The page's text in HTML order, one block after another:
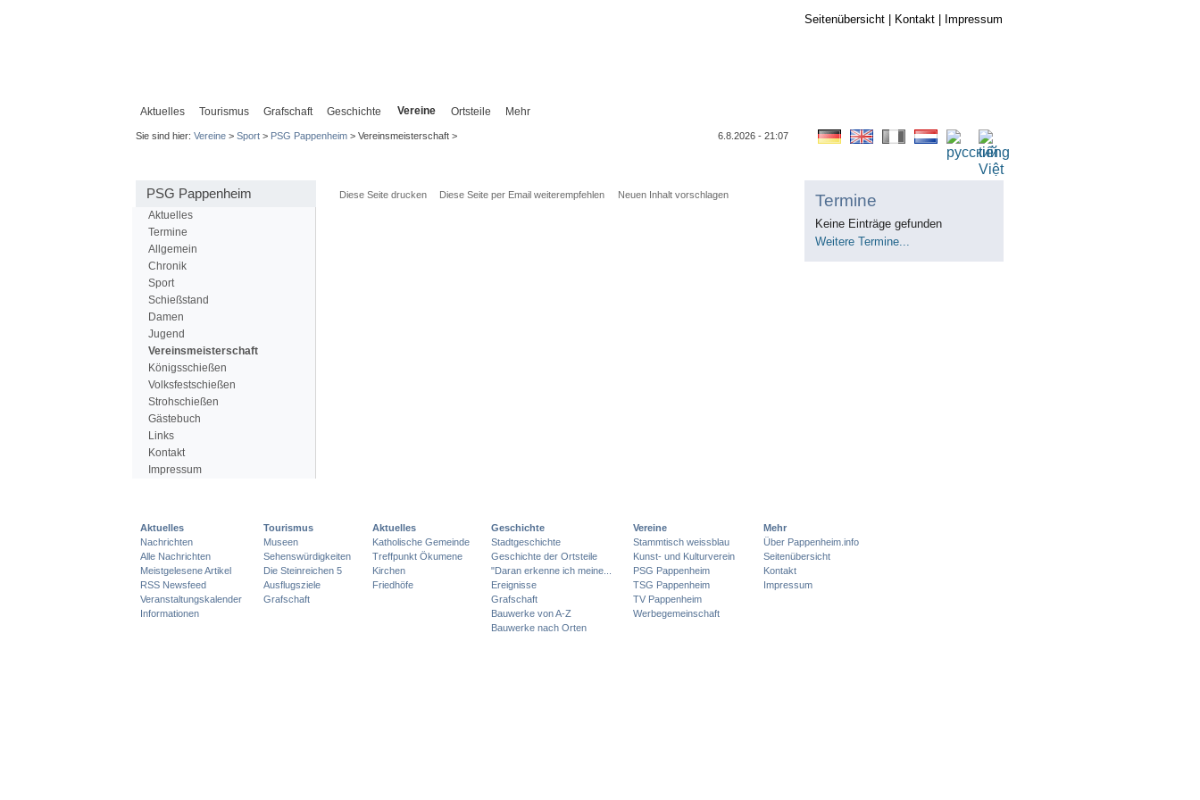
Seitenübersicht| Kontakt| Impressum
Aktuelles Tourismus Grafschaft Geschichte Vereine Ortsteile Mehr
Sie sind hier: Vereine> Sport> PSG Pappenheim> Vereinsmeisterschaft > 6.8.2026 - 21:07
PSG Pappenheim
Aktuelles
Termine
Allgemein
Chronik
Sport
Schießstand
Damen
Jugend
Vereinsmeisterschaft
Königsschießen
Volksfestschießen
Strohschießen
Gästebuch
Links
Kontakt
Impressum
Termine
Keine Einträge gefunden
Weitere Termine...
Diese Seite drucken Diese Seite per Email weiterempfehlen Neuen Inhalt vorschlagen
Aktuelles
Nachrichten
Alle Nachrichten
Meistgelesene Artikel
RSS Newsfeed
Veranstaltungskalender
Informationen
Tourismus
Museen
Sehenswürdigkeiten
Die Steinreichen 5
Ausflugsziele
Grafschaft
Aktuelles
Katholische Gemeinde
Treffpunkt Ökumene
Kirchen
Friedhöfe
Geschichte
Stadtgeschichte
Geschichte der Ortsteile
"Daran erkenne ich meine...
Ereignisse
Grafschaft
Bauwerke von A-Z
Bauwerke nach Orten
Vereine
Stammtisch weissblau
Kunst- und Kulturverein
PSG Pappenheim
TSG Pappenheim
TV Pappenheim
Werbegemeinschaft
Mehr
Über Pappenheim.info
Seitenübersicht
Kontakt
Impressum